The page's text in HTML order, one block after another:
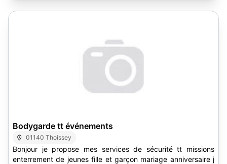
Bodygarde tt événements
01140 Thoissey
Bonjour je propose mes services de sécurité tt missions
enterrement de jeunes fille et garçon mariage anniversaire j